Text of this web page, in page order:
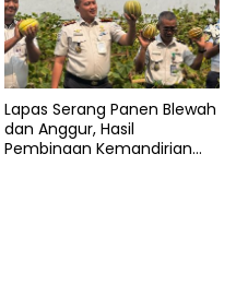
Lapas Serang Panen Blewah
dan Anggur, Hasil
Pembinaan Kemandirian